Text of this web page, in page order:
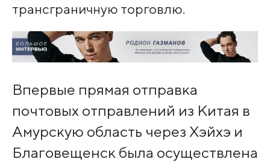
трансграничную торговлю.
Впервые прямая отправка
почтовых отправлений из Китая в
Амурскую область через Хэйхэ и
Благовещенск была осуществлена